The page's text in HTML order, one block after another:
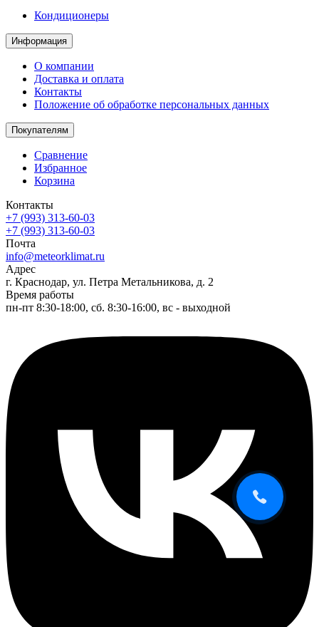
Кондиционеры
Информация
О компании
Доставка и оплата
Контакты
Положение об обработке персональных данных
Покупателям
Сравнение
Избранное
Корзина
Контакты
+7 (993) 313-60-03
+7 (993) 313-60-03
Почта
info@meteorklimat.ru
Адрес
г. Краснодар, ул. Петра Метальникова, д. 2
Время работы
пн-пт 8:30-18:00, сб. 8:30-16:00, вс - выходной